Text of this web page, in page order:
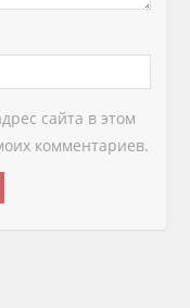
сайта в этом
комментариев.